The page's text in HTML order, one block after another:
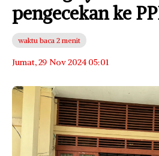
pengecekan ke
waktu baca 2 menit
Jumat, 29 Nov 2024 05:01